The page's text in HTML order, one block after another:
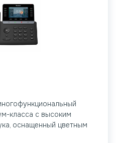
класса с высоким
оснащенный цветным